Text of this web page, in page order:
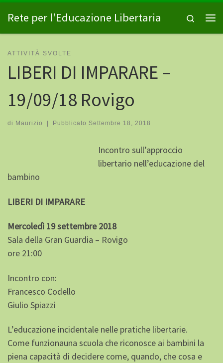
Passa al contenuto
Rete per l'Educazione Libertaria
Search
ATTIVITÀ SVOLTE
LIBERI DI IMPARARE –
19/09/18 Rovigo
di Maurizio Pubblicato Settembre 18, 2018
Incontro sull’approccio
libertario nell’educazione del
bambino
LIBERI DI IMPARARE
Mercoledì 19 settembre 2018
Sala della Gran Guardia – Rovigo
ore 21:00
Incontro con:
Francesco Codello
Giulio Spiazzi
L’educazione incidentale nelle pratiche libertarie.
Come funzionauna scuola che riconosce ai bambini la
piena capacità di decidere come, quando, che cosa e